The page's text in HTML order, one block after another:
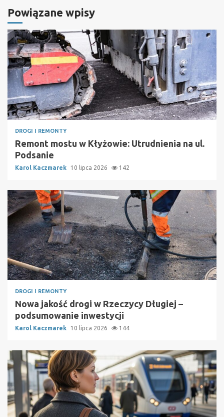
Powiązane wpisy
DROGI I REMONTY
Remont mostu w Kłyżowie: Utrudnienia na ul.
Podsanie
Karol Kaczmarek 10 lipca 2026 142
DROGI I REMONTY
Nowa jakość drogi w Rzeczycy Długiej –
podsumowanie inwestycji
Karol Kaczmarek 10 lipca 2026 144